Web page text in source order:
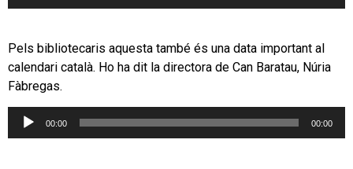
Pels bibliotecaris aquesta també és una data important al
calendari català. Ho ha dit la directora de Can Baratau, Núria
Fàbregas.
Reproductor
00:00 00:00